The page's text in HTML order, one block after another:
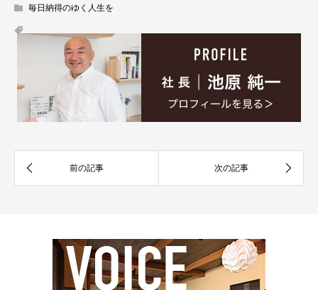
毎日納得のゆく人生を